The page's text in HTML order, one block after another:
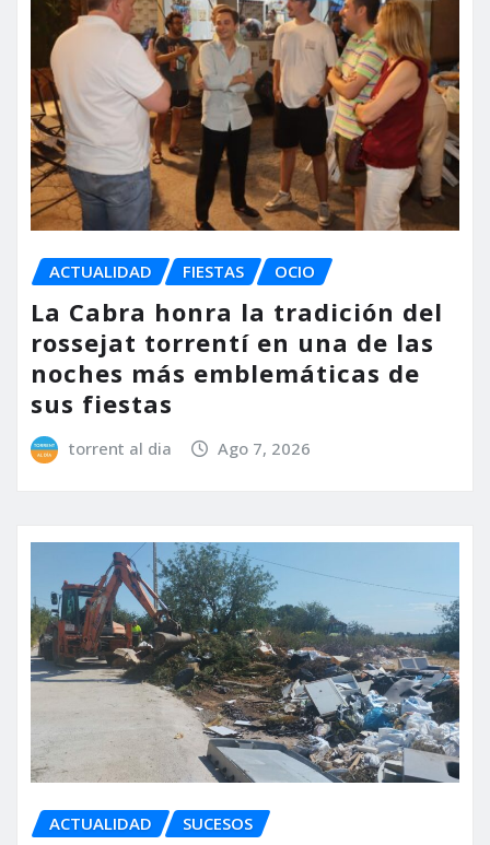
ACTUALIDAD FIESTAS OCIO
La Cabra honra la tradición del
rossejat torrentí en una de las
noches más emblemáticas de
sus fiestas
torrent al dia Ago 7, 2026
ACTUALIDAD SUCESOS